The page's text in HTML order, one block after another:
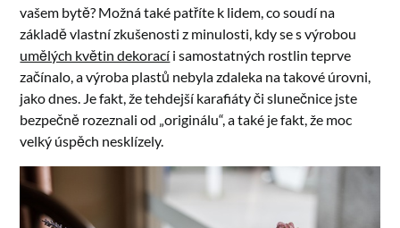
vašem bytě? Možná také patříte k lidem, co soudí na
základě vlastní zkušenosti z minulosti, kdy se s výrobou
umělých květin dekorací i samostatných rostlin teprve
začínalo, a výroba plastů nebyla zdaleka na takové úrovni,
jako dnes. Je fakt, že tehdejší karafiáty či slunečnice jste
bezpečně rozeznali od „originálu“, a také je fakt, že moc
velký úspěch nesklízely.